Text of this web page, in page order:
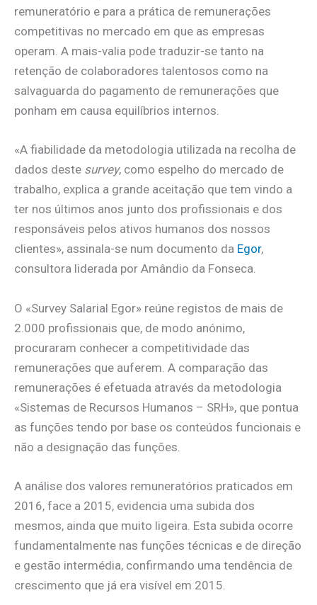
remuneratório e para a prática de remunerações
competitivas no mercado em que as empresas
operam. A mais-valia pode traduzir-se tanto na
retenção de colaboradores talentosos como na
salvaguarda do pagamento de remunerações que
ponham em causa equilíbrios internos.
«A fiabilidade da metodologia utilizada na recolha de
dados deste survey, como espelho do mercado de
trabalho, explica a grande aceitação que tem vindo a
ter nos últimos anos junto dos profissionais e dos
responsáveis pelos ativos humanos dos nossos
clientes», assinala-se num documento da Egor,
consultora liderada por Amândio da Fonseca.
O «Survey Salarial Egor» reúne registos de mais de
2.000 profissionais que, de modo anónimo,
procuraram conhecer a competitividade das
remunerações que auferem. A comparação das
remunerações é efetuada através da metodologia
«Sistemas de Recursos Humanos – SRH», que pontua
as funções tendo por base os conteúdos funcionais e
não a designação das funções.
A análise dos valores remuneratórios praticados em
2016, face a 2015, evidencia uma subida dos
mesmos, ainda que muito ligeira. Esta subida ocorre
fundamentalmente nas funções técnicas e de direção
e gestão intermédia, confirmando uma tendência de
crescimento que já era visível em 2015.